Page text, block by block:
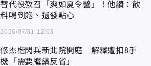
替代役教召「爽如夏令營」！他讚：飲
料喝到飽、還發點心
2026/07/31 12:03
修杰楷閃兵新北院開庭 解釋遭扣8手
機「需要繼續反省」